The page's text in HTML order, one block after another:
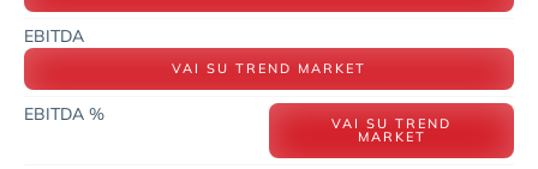
EBITDA
VAI SU TREND MARKET
EBITDA % VAI SU TREND
MARKET